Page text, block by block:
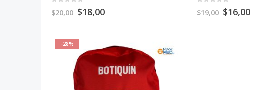
out of 5
$20,00 $18,00 out of 5
$19,00 $16,00
-28%